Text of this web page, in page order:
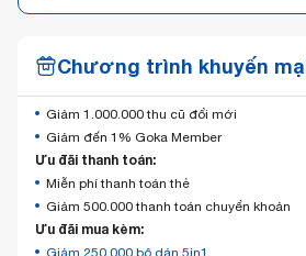
Chương trình khuyến
Giảm 1.000.000 thu cũ đổi mới
Giảm đến 1% Goka Member
Ưu đãi thanh toán:
Miễn phí thanh toán thẻ
Giảm 500.000 thanh toán chuyển khoản
Ưu đãi mua kèm:
Giảm 250.000 bộ dán 5in1